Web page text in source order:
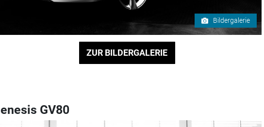
Bildergalerie
ZUR BILDERGALERIE
GV80